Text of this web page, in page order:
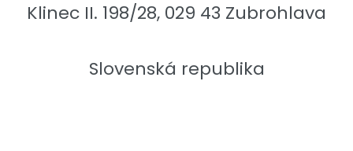
Klinec II. 198/28, 029 43 Zubrohlava
Slovenská republika